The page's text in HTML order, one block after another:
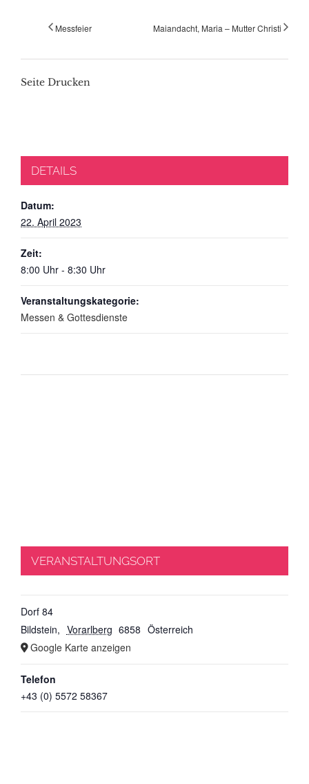
Messfeier Maiandacht, Maria – Mutter Christi
Seite Drucken
DETAILS
Datum:
22. April 2023
Zeit:
8:00 Uhr - 8:30 Uhr
Veranstaltungskategorie:
Messen & Gottesdienste
VERANSTALTUNGSORT
Dorf 84
Bildstein, Vorarlberg 6858 Österreich
Google Karte anzeigen
Telefon
+43 (0) 5572 58367